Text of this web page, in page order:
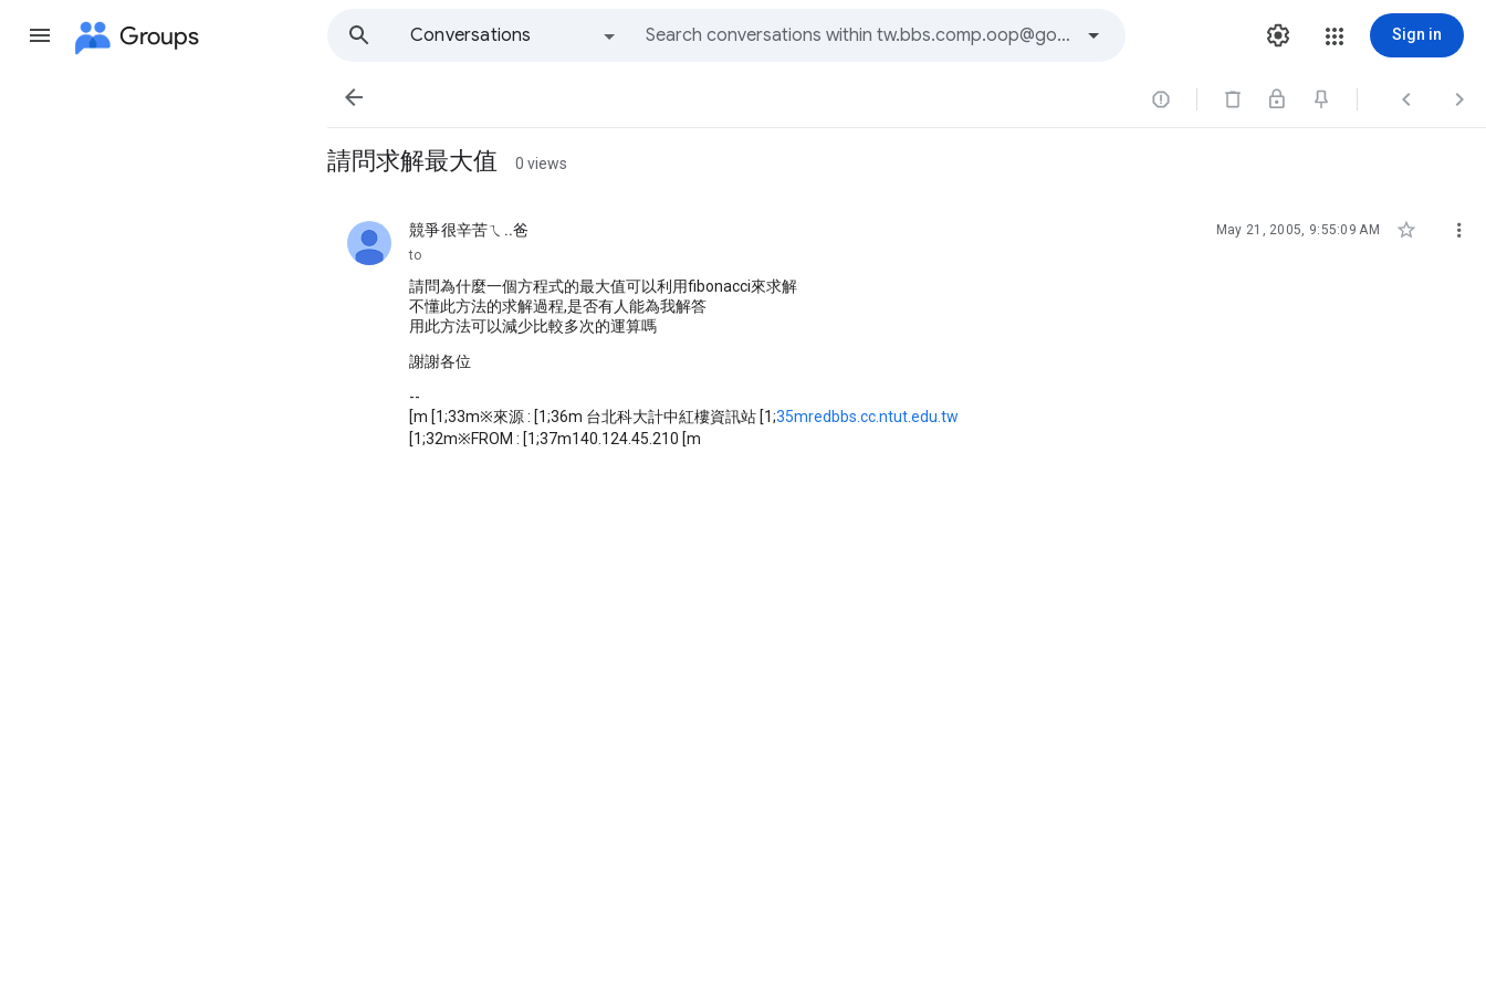
Groups
Conversations
Sign in
   
請問求解最大值 0 views
競爭很辛苦ㄟ..爸
unread, May 21, 2005, 9:55:09 AM  
to
請問為什麼一個方程式的最大值可以利用fibonacci來求解
不懂此方法的求解過程,是否有人能為我解答
用此方法可以減少比較多次的運算嗎
謝謝各位
--
[m [1;33m※來源 : [1;36m 台北科大計中紅樓資訊站 [1;35mredbbs.cc.ntut.edu.tw
[1;32m※FROM : [1;37m140.124.45.210 [m